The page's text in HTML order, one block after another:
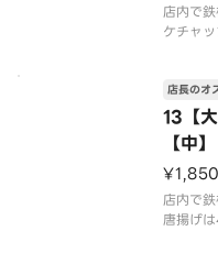
店内で
ケチャッ
13【
【中
店長のオ
¥1,850
店内で
唐揚げは